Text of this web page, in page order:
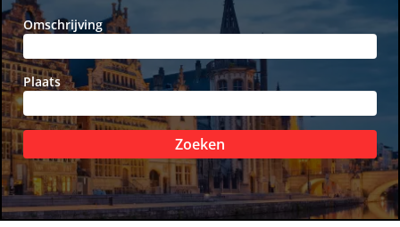
Omschrijving
Plaats
Zoeken